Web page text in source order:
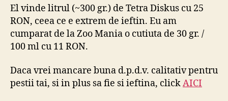
El vinde litrul (~300 gr.) de Tetra Diskus cu 25
RON, ceea ce e extrem de ieftin. Eu am
cumparat de la Zoo Mania o cutiuta de 30 gr. /
100 ml cu 11 RON.
Daca vrei mancare buna d.p.d.v. calitativ pentru
pestii tai, si in plus sa fie si ieftina, clickAICI